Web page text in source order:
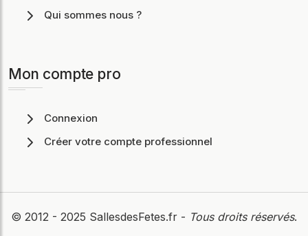
Qui sommes nous ?
Mon compte pro
Connexion
Créer votre compte professionnel
© 2012 - 2025 SallesdesFetes.fr - Tous droits réservés.